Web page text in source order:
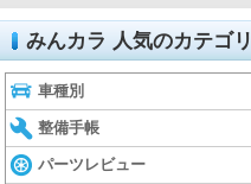
みんカラ 人気のカテゴリ
車種別
整備手帳
パーツレビュー